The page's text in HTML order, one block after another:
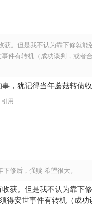
获。但是我不认为靠下修就
件有转机（成功谈判，或者
事，犹记得当年蘑菇转
引用
修后，强赎 希望很大。
获。但是我不认为靠下
得安世事件有转机（成